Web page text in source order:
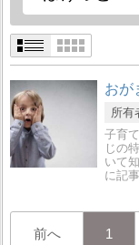
おが
所有
子育
じの
いて
に記
前へ 1